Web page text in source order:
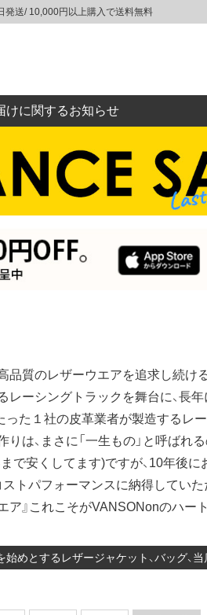
発送/ 10,000円以上購入で送料無料
けに関するお知らせ
品質のレザーウエアを追求し続け
レーシングトラックを舞台に、長
った１社の皮革業者が製造するレ
りは、まさに「一生もの」と呼ば
で安くしてます)ですが、10年後
ストパフォーマンスに納得してい
ア』これこそがVANSONonのハ
めとするレザージャケット、バッグ、